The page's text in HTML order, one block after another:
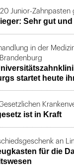
Junior-Zahnpasten
Sehr gut
in der
startet heute
ist in Kraft
an
für die